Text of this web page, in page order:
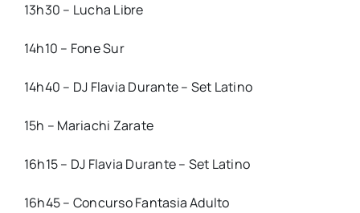
13h30 – Lucha Libre
14h10 – Fone Sur
14h40 – DJ Flavia Durante – Set Latino
15h – Mariachi Zarate
16h15 – DJ Flavia Durante – Set Latino
16h45 – Concurso Fantasia Adulto